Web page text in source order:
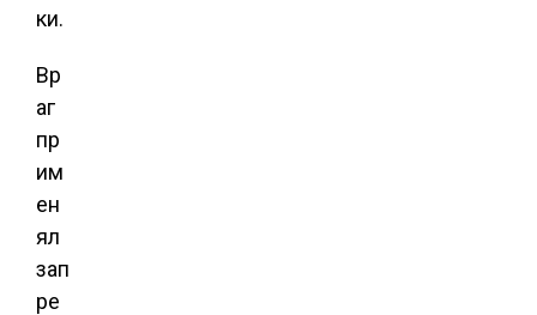
ки.
Вр
аг
пр
им
ен
ял
зап
ре